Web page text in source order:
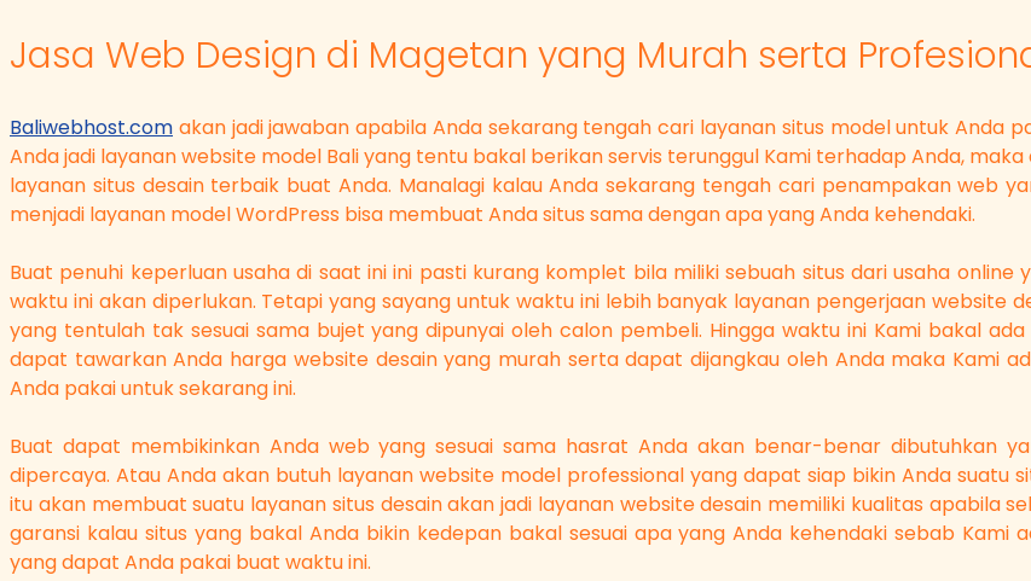
Jasa Web Design di Magetan yang Murah serta
Baliwebhost.com akan jadi jawaban apabila Anda sekarang tengah cari layanan situs model untuk Anda
Anda jadi layanan website model Bali yang tentu bakal berikan servis terunggul Kami terhadap Anda,
layanan situs desain terbaik buat Anda. Manalagi kalau Anda sekarang tengah cari penampakan web
menjadi layanan model WordPress bisa membuat Anda situs sama dengan apa yang Anda kehendaki.
Buat penuhi keperluan usaha di saat ini ini pasti kurang komplet bila miliki sebuah situs dari usaha
waktu ini akan diperlukan. Tetapi yang sayang untuk waktu ini lebih banyak layanan pengerjaan website
yang tentulah tak sesuai sama bujet yang dipunyai oleh calon pembeli. Hingga waktu ini Kami bakal
dapat tawarkan Anda harga website desain yang murah serta dapat dijangkau oleh Anda maka Kami
Anda pakai untuk sekarang ini.
Buat dapat membikinkan Anda web yang sesuai sama hasrat Anda akan benar-benar dibutuhkan
dipercaya. Atau Anda akan butuh layanan website model professional yang dapat siap bikin Anda suatu
itu akan membuat suatu layanan situs desain akan jadi layanan website desain memiliki kualitas apabila
garansi kalau situs yang bakal Anda bikin kedepan bakal sesuai apa yang Anda kehendaki sebab Kami
yang dapat Anda pakai buat waktu ini.